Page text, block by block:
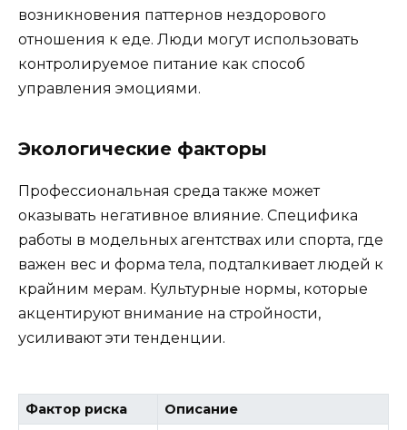
возникновения паттернов нездорового
отношения к еде. Люди могут использовать
контролируемое питание как способ
управления эмоциями.
Экологические факторы
Профессиональная среда также может
оказывать негативное влияние. Специфика
работы в модельных агентствах или спорта, где
важен вес и форма тела, подталкивает людей к
крайним мерам. Культурные нормы, которые
акцентируют внимание на стройности,
усиливают эти тенденции.
Фактор риска Описание